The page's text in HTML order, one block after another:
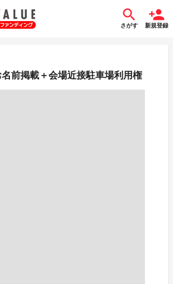
さがす 新規登録
前掲載＋会場近接駐車場利用権